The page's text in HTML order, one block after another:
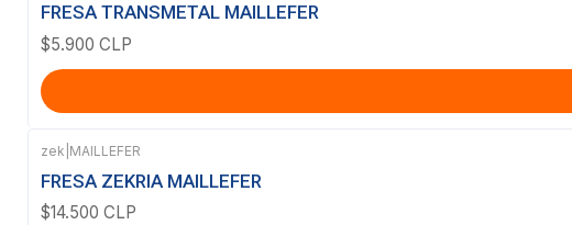
FRESA TRANSMETAL MAILLEFER
$5.900 CLP
Agotado
zek MAILLEFER
FRESA ZEKRIA MAILLEFER
$14.500 CLP